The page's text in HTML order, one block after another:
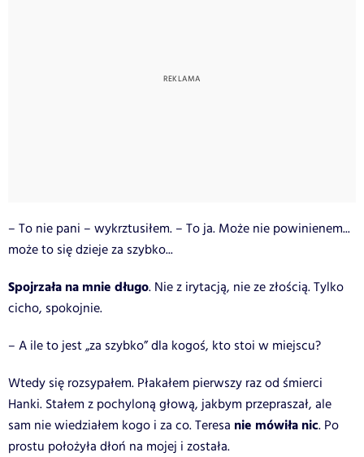
– To nie pani – wykrztusiłem. – To ja. Może nie powinienem...
może to się dzieje za szybko...
Spojrzała na mnie długo. Nie z irytacją, nie ze złością. Tylko
cicho, spokojnie.
– A ile to jest „za szybko” dla kogoś, kto stoi w miejscu?
Wtedy się rozsypałem. Płakałem pierwszy raz od śmierci
Hanki. Stałem z pochyloną głową, jakbym przepraszał, ale
sam nie wiedziałem kogo i za co. Teresa nie mówiła nic. Po
prostu położyła dłoń na mojej i została.